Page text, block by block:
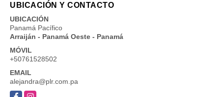
UBICACIÓN Y CONTACTO
UBICACIÓN
Panamá Pacífico
Arraiján - Panamá Oeste - Panamá
MÓVIL
+50761528502
EMAIL
alejandra@plr.com.pa
FacebookInstagram